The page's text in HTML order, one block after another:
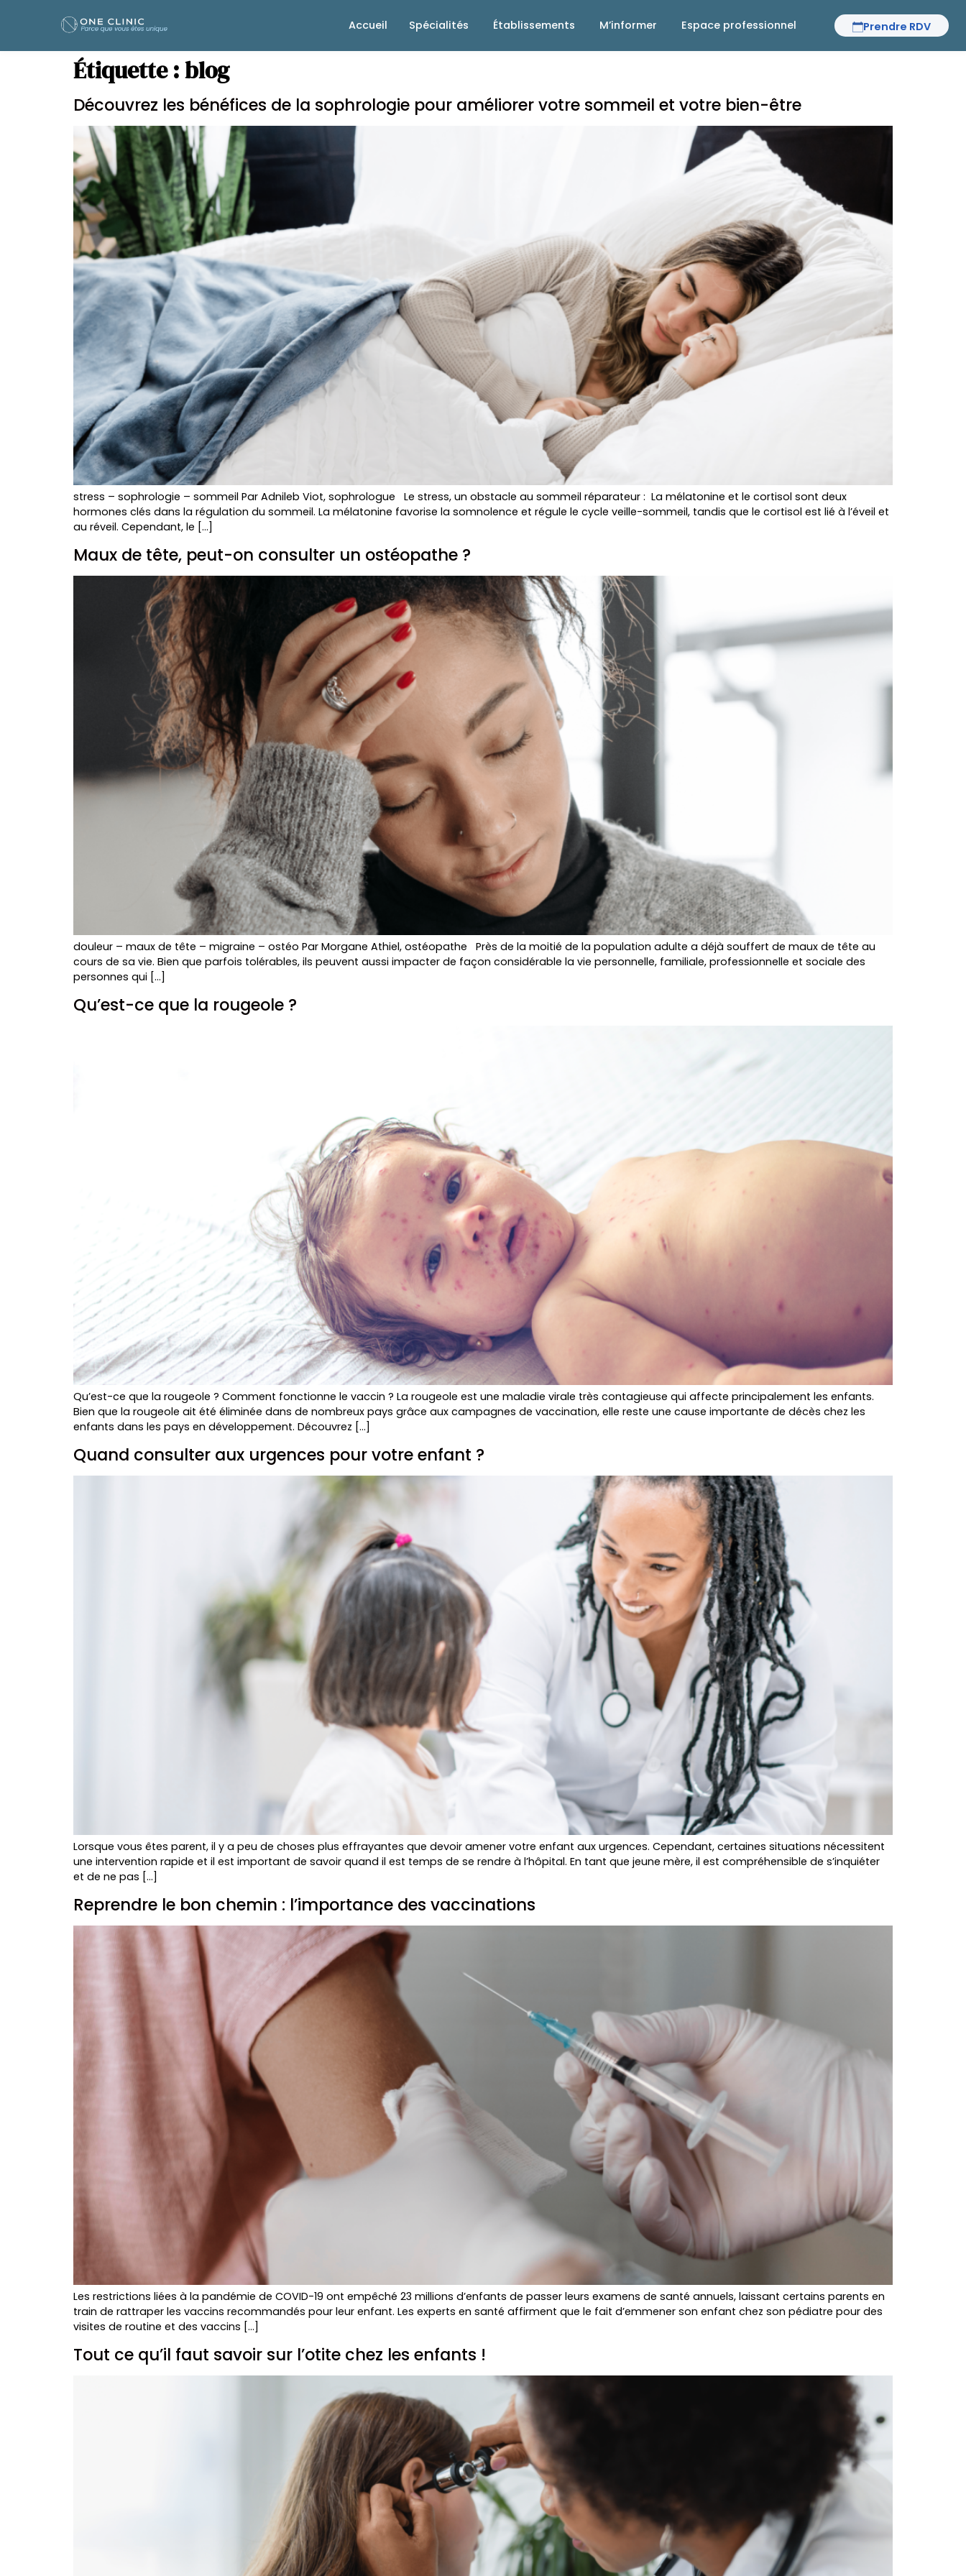
Accueil Spécialités Établissements M’informer Espace professionnel Prendre RDV
Étiquette :blog
Découvrez les bénéfices de la sophrologie pour améliorer votre sommeil et votre bien-être
stress – sophrologie – sommeil Par Adnileb Viot, sophrologue Le stress, un obstacle au sommeil réparateur : La mélatonine et le cortisol sont deux
hormones clés dans la régulation du sommeil. La mélatonine favorise la somnolence et régule le cycle veille-sommeil, tandis que le cortisol est lié à l’éveil et
au réveil. Cependant, le […]
Maux de tête, peut-on consulter un ostéopathe ?
douleur – maux de tête – migraine – ostéo Par Morgane Athiel, ostéopathe Près de la moitié de la population adulte a déjà souffert de maux de tête au
cours de sa vie. Bien que parfois tolérables, ils peuvent aussi impacter de façon considérable la vie personnelle, familiale, professionnelle et sociale des
personnes qui […]
Qu’est-ce que la rougeole ?
Qu’est-ce que la rougeole ? Comment fonctionne le vaccin ? La rougeole est une maladie virale très contagieuse qui affecte principalement les enfants.
Bien que la rougeole ait été éliminée dans de nombreux pays grâce aux campagnes de vaccination, elle reste une cause importante de décès chez les
enfants dans les pays en développement. Découvrez […]
Quand consulter aux urgences pour votre enfant ?
Lorsque vous êtes parent, il y a peu de choses plus effrayantes que devoir amener votre enfant aux urgences. Cependant, certaines situations nécessitent
une intervention rapide et il est important de savoir quand il est temps de se rendre à l’hôpital. En tant que jeune mère, il est compréhensible de s’inquiéter
et de ne pas […]
Reprendre le bon chemin : l’importance des vaccinations
Les restrictions liées à la pandémie de COVID-19 ont empêché 23 millions d’enfants de passer leurs examens de santé annuels, laissant certains parents en
train de rattraper les vaccins recommandés pour leur enfant. Les experts en santé affirment que le fait d’emmener son enfant chez son pédiatre pour des
visites de routine et des vaccins […]
Tout ce qu’il faut savoir sur l’otite chez les enfants !